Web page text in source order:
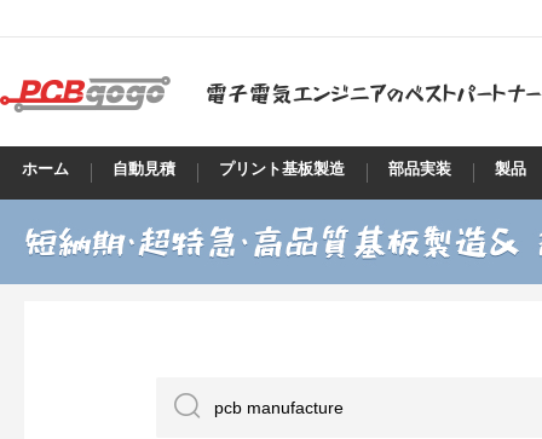
ホーム 自動見積 プリント基板製造 部品実装 製品